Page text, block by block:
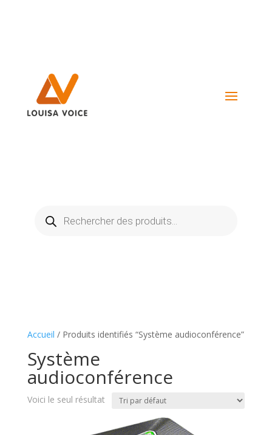
produits
Accueil / Produits identifiés “Système audioconférence”
Système
audioconférence
Voici le seul résultat